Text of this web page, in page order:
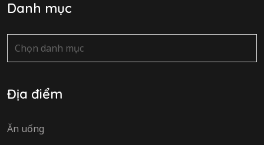
Danh mục
Danh
mục
Địa điểm
Ăn uống